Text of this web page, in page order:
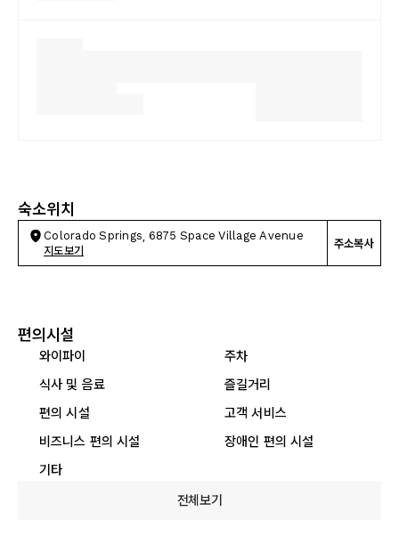
숙소위치
Colorado Springs, 6875 Space Village Avenue
지도보기
주소복사
편의시설
와이파이
주차
식사 및 음료
즐길거리
편의 시설
고객 서비스
비즈니스 편의 시설
장애인 편의 시설
기타
전체보기